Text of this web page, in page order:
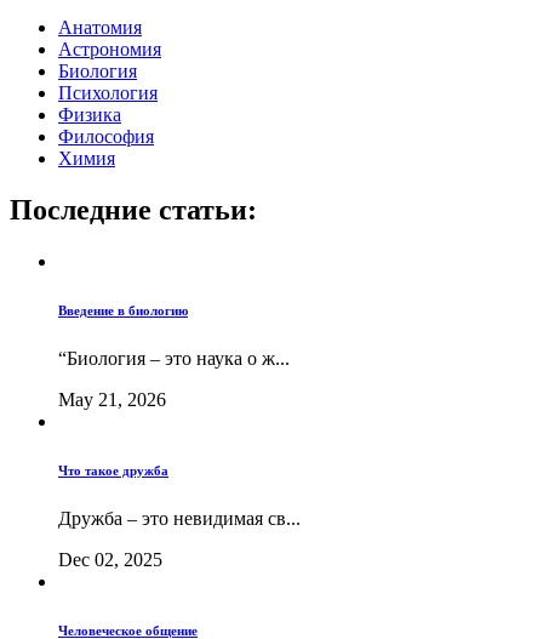
Анатомия
Астрономия
Биология
Психология
Физика
Философия
Химия
Последние статьи:
Введение в биологию
“Биология – это наука о ж...
May 21, 2026
Что такое дружба
Дружба – это невидимая св...
Dec 02, 2025
Человеческое общение